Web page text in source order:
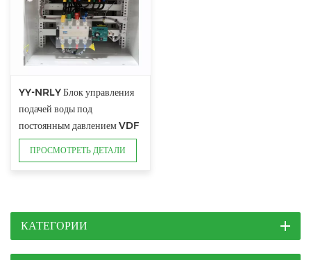
YY-NRLY Блок управления
подачей воды под
постоянным давлением VDF
ПРОСМОТРЕТЬ ДЕТАЛИ
КАТЕГОРИИ